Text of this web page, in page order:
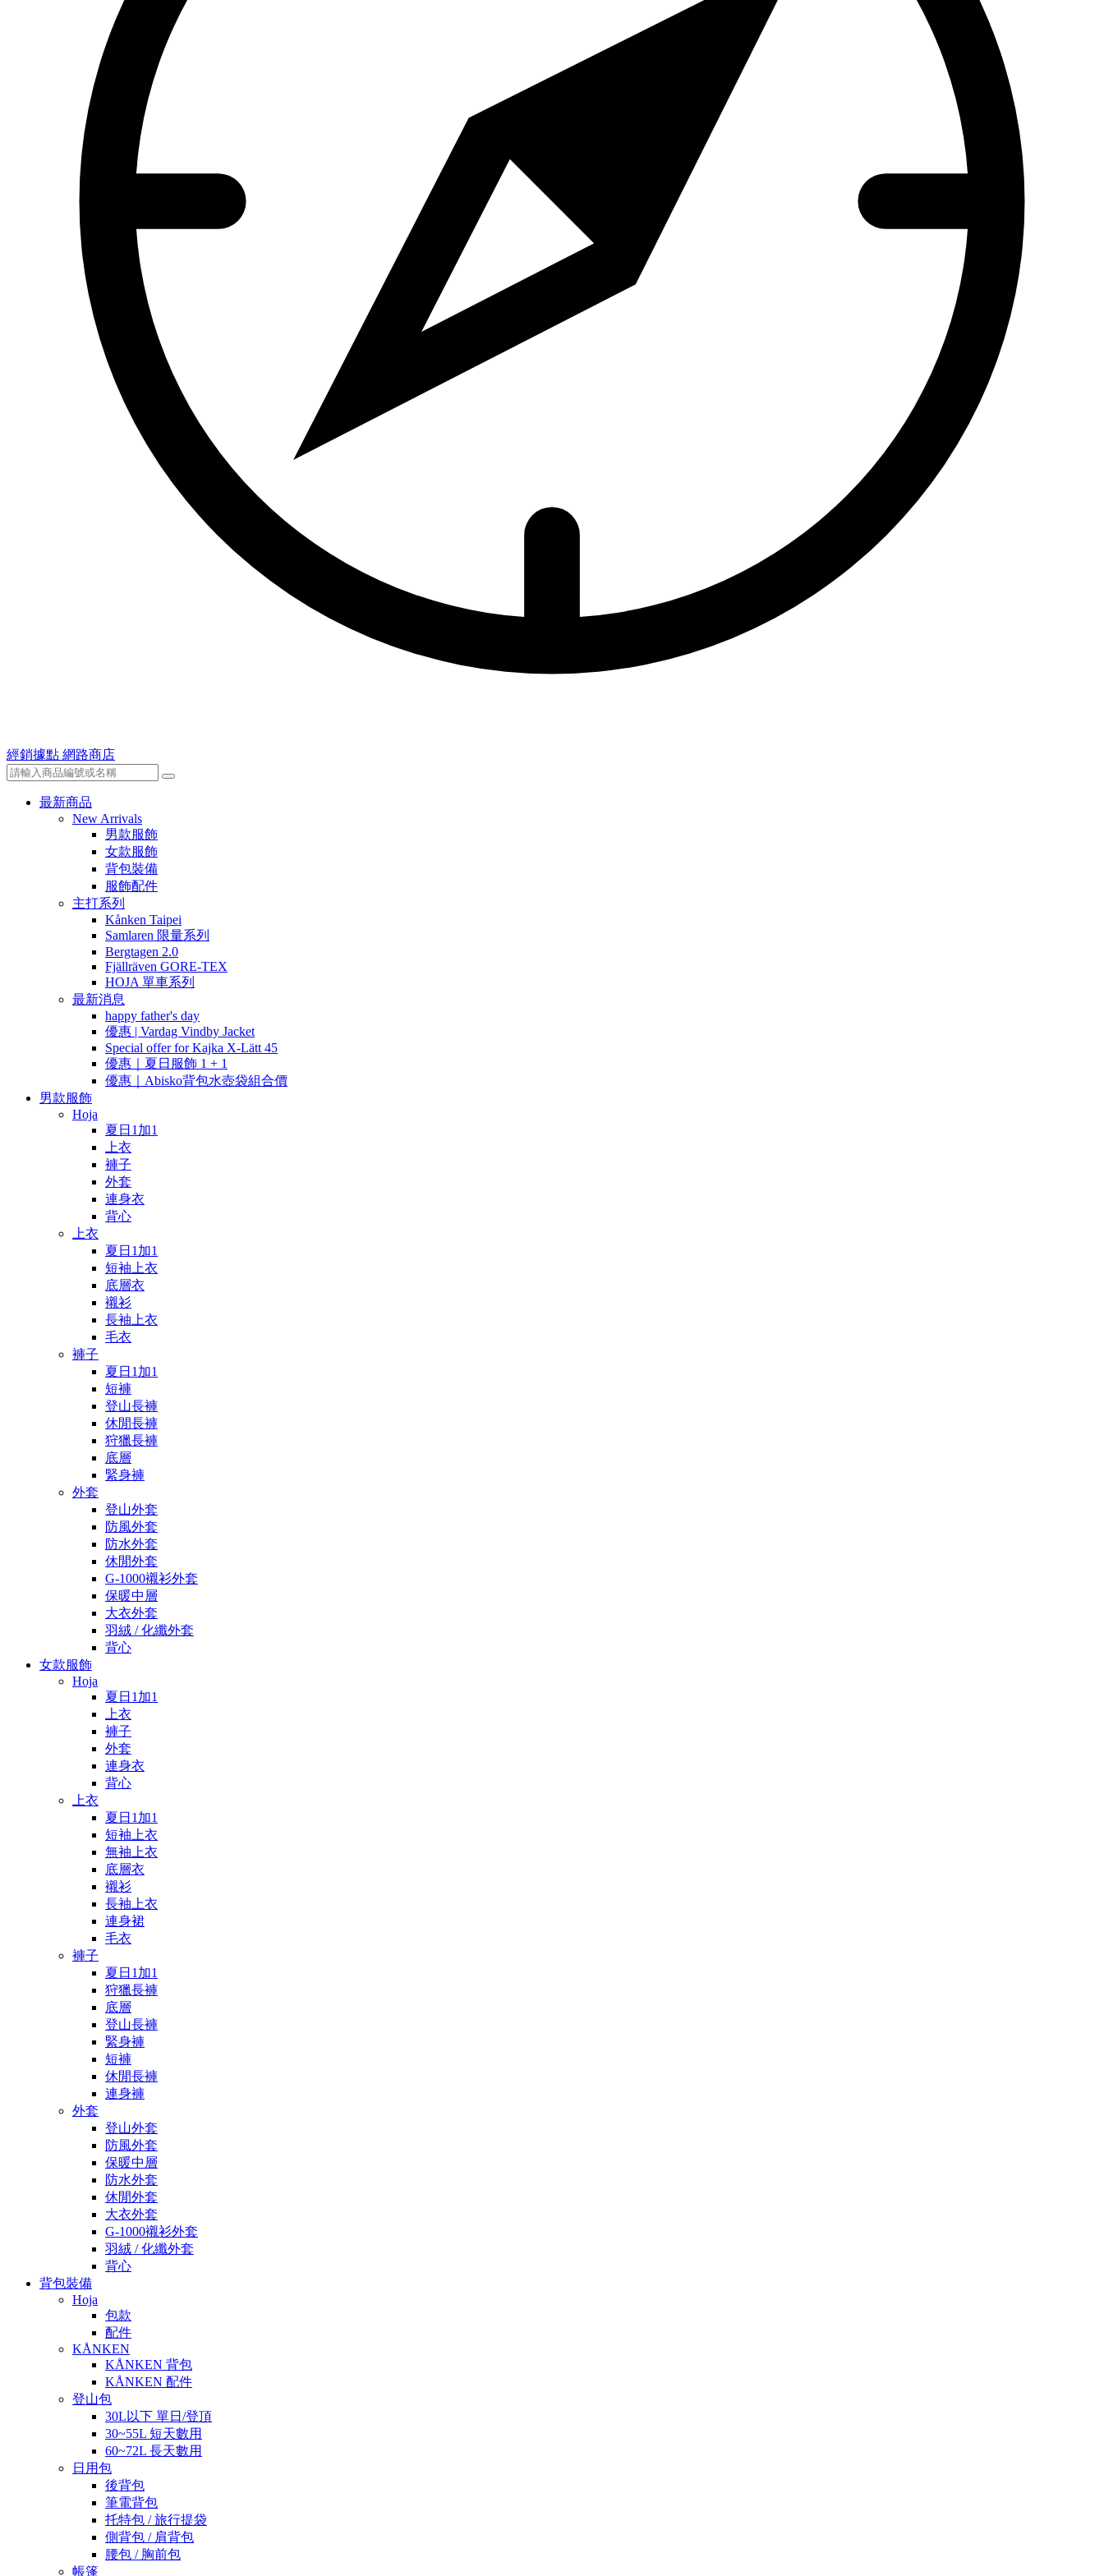
經銷據點 網路商店
最新商品
New Arrivals
男款服飾
女款服飾
背包裝備
服飾配件
主打系列
Kånken Taipei
Samlaren 限量系列
Bergtagen 2.0
Fjällräven GORE-TEX
HOJA 單車系列
最新消息
happy father's day
優惠 | Vardag Vindby Jacket
Special offer for Kajka X-Lätt 45
優惠｜夏日服飾 1 + 1
優惠｜Abisko背包水壺袋組合價
男款服飾
Hoja
夏日1加1
上衣
褲子
外套
連身衣
背心
上衣
夏日1加1
短袖上衣
底層衣
襯衫
長袖上衣
毛衣
褲子
夏日1加1
短褲
登山長褲
休閒長褲
狩獵長褲
底層
緊身褲
外套
登山外套
防風外套
防水外套
休閒外套
G-1000襯衫外套
保暖中層
大衣外套
羽絨 / 化纖外套
背心
女款服飾
Hoja
夏日1加1
上衣
褲子
外套
連身衣
背心
上衣
夏日1加1
短袖上衣
無袖上衣
底層衣
襯衫
長袖上衣
連身裙
毛衣
褲子
夏日1加1
狩獵長褲
底層
登山長褲
緊身褲
短褲
休閒長褲
連身褲
外套
登山外套
防風外套
保暖中層
防水外套
休閒外套
大衣外套
G-1000襯衫外套
羽絨 / 化纖外套
背心
背包裝備
Hoja
包款
配件
KÅNKEN
KÅNKEN 背包
KÅNKEN 配件
登山包
30L以下 單日/登頂
30~55L 短天數用
60~72L 長天數用
日用包
後背包
筆電背包
托特包 / 旅行提袋
側背包 / 肩背包
腰包 / 胸前包
帳篷